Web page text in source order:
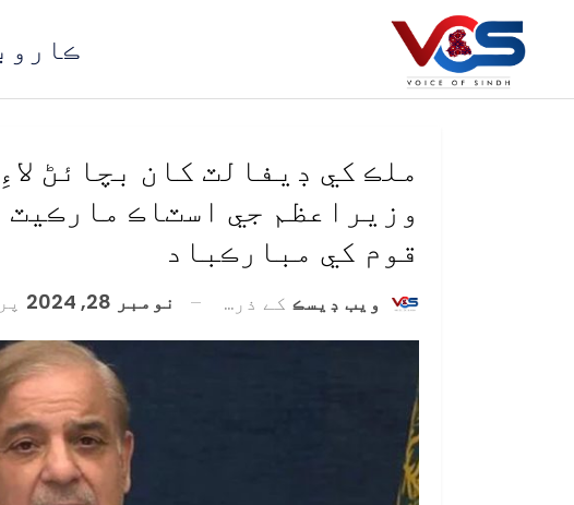
ملڪ کي ڊيفالٽ کان بچائڻ
وزيراعظم جي اسٽاڪ
قوم کي مبارڪباد
ويب ڊيسڪ کے ذریعہ نومبر 28, 2024 پر